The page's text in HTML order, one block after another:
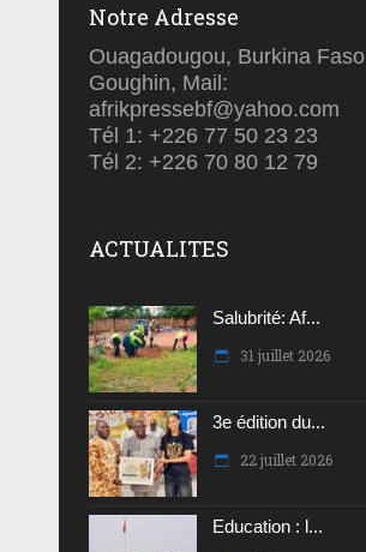
Notre Adresse
Ouagadougou, Burkina
Goughin, Mail:
afrikpressebf@yahoo.com
Tél 1: +226 77 50 23 23
Tél 2: +226 70 80 12 79
ACTUALITES
Salubrité: Af...
31 juillet 2026
3e édition du...
22 juillet 2026
Education : l...